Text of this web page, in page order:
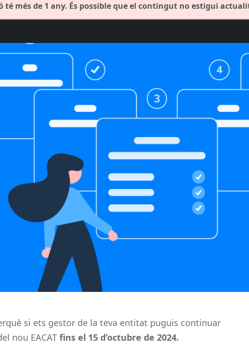
té més de 1 any. És possible que el contingut no estigui
si ets gestor de la teva entitat puguis continuar
nou EACAT fins el 15 d’octubre de 2024.